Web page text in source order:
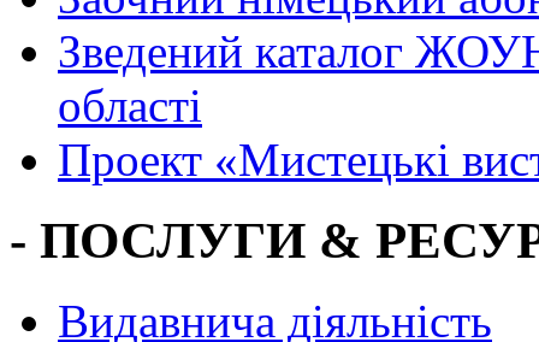
Зведений каталог
області
Проект «Мистецькі
- ПОСЛУГИ &
Видавнича діяльність